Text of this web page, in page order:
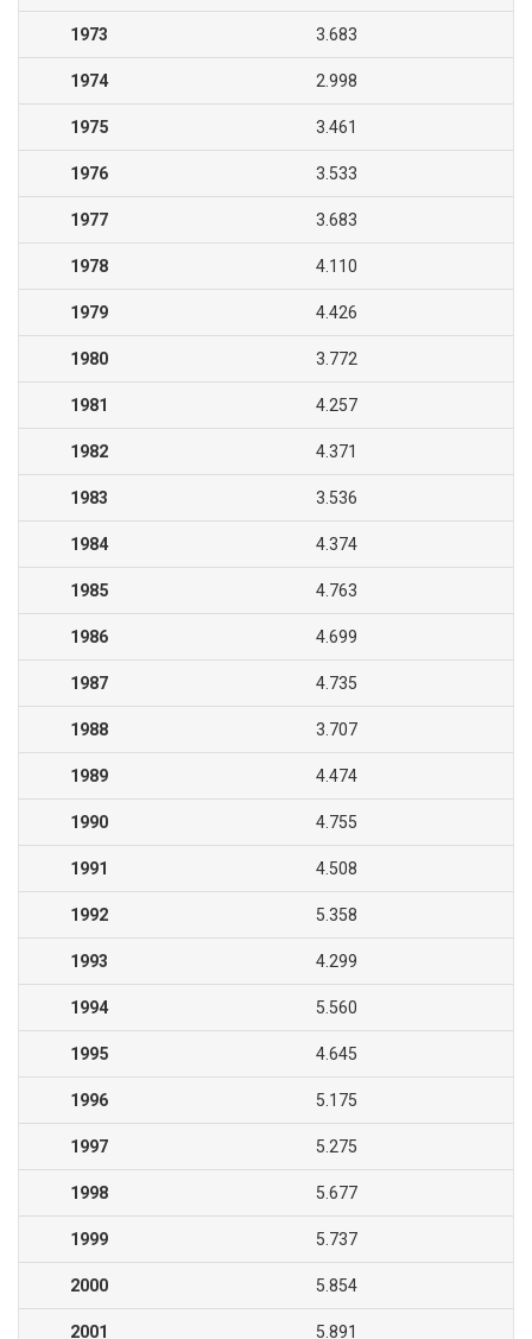
1973 3.683
1974 2.998
1975 3.461
1976 3.533
1977 3.683
1978 4.110
1979 4.426
1980 3.772
1981 4.257
1982 4.371
1983 3.536
1984 4.374
1985 4.763
1986 4.699
1987 4.735
1988 3.707
1989 4.474
1990 4.755
1991 4.508
1992 5.358
1993 4.299
1994 5.560
1995 4.645
1996 5.175
1997 5.275
1998 5.677
1999 5.737
2000 5.854
2001 5.891